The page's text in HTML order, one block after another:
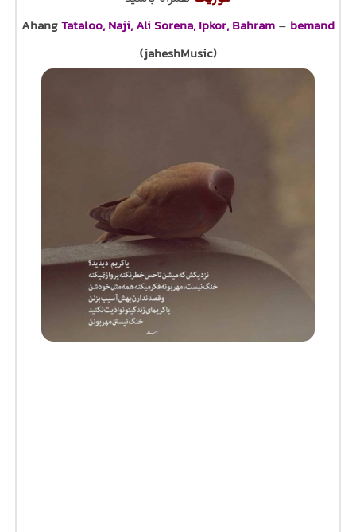
AhangTataloo, Naji, Ali Sorena, Ipkor, Bahram – bemand
(jaheshMusic)